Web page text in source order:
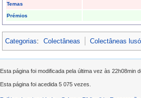
Temas
Prémios
Categorias: Colectâneas Colectâneas
Esta página foi modificada pela última vez às 22h08min
Esta página foi acedida 5 075 vezes.